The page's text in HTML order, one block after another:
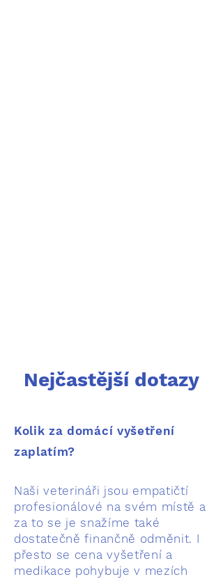
Nejčastější dotazy
Kolik za domácí vyšetření
zaplatím?
Naši veterináři jsou empatičtí
profesionálové na svém místě a
za to se je snažíme také
dostatečně finančně odměnit. I
přesto se cena vyšetření a
medikace pohybuje v mezích